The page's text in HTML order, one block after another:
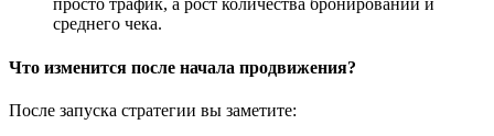
просто трафик, а рост количества бронирований и
среднего чека.
Что изменится после начала продвижения?
После запуска стратегии вы заметите: